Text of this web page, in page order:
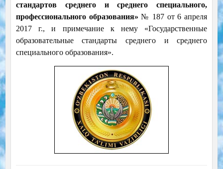
стандартов среднего и среднего специального,
профессионального образования» № 187 от 6 апреля
2017 г., и примечание к нему «Государственные
образовательные стандарты среднего и среднего
специального образования».